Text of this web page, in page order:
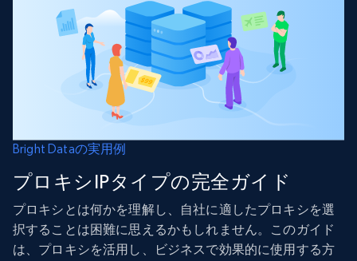
Bright Dataの実用例
プロキシIPタイプの完全ガイド
プロキシとは何かを理解し、自社に適したプロキシを選
択することは困難に思えるかもしれません。このガイド
は、プロキシを活用し、ビジネスで効果的に使用する方